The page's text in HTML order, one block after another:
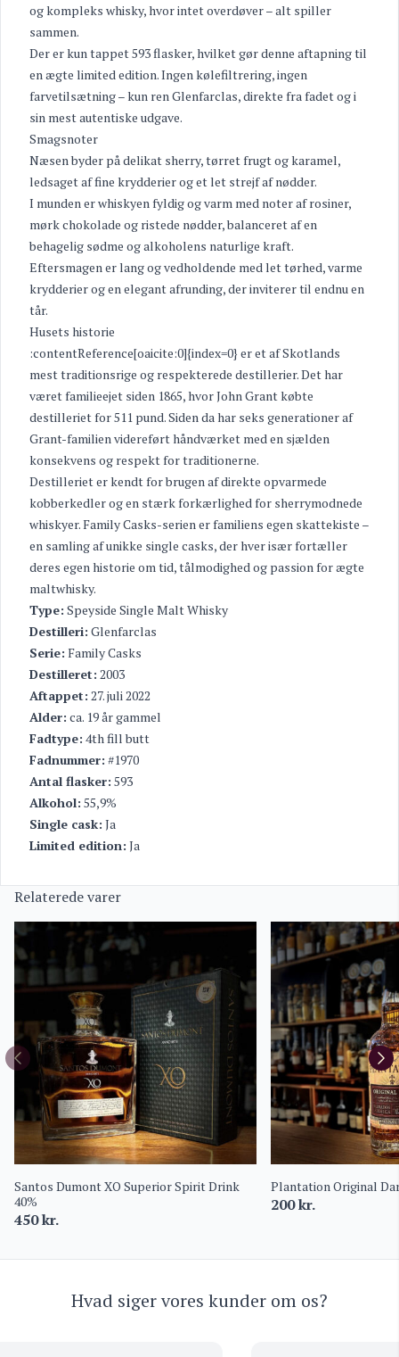
og kompleks whisky, hvor intet overdøver – alt spiller
sammen.
Der er kun tappet 593 flasker, hvilket gør denne aftapning til
en ægte limited edition. Ingen kølefiltrering, ingen
farvetilsætning – kun ren Glenfarclas, direkte fra fadet og i
sin mest autentiske udgave.
Smagsnoter
Næsen byder på delikat sherry, tørret frugt og karamel,
ledsaget af fine krydderier og et let strejf af nødder.
I munden er whiskyen fyldig og varm med noter af rosiner,
mørk chokolade og ristede nødder, balanceret af en
behagelig sødme og alkoholens naturlige kraft.
Eftersmagen er lang og vedholdende med let tørhed, varme
krydderier og en elegant afrunding, der inviterer til endnu en
tår.
Husets historie
:contentReference[oaicite:0]{index=0} er et af Skotlands
mest traditionsrige og respekterede destillerier. Det har
været familieejet siden 1865, hvor John Grant købte
destilleriet for 511 pund. Siden da har seks generationer af
Grant-familien videreført håndværket med en sjælden
konsekvens og respekt for traditionerne.
Destilleriet er kendt for brugen af direkte opvarmede
kobberkedler og en stærk forkærlighed for sherrymodnede
whiskyer. Family Casks-serien er familiens egen skattekiste –
en samling af unikke single casks, der hver især fortæller
deres egen historie om tid, tålmodighed og passion for ægte
maltwhisky.
Type: Speyside Single Malt Whisky
Destilleri: Glenfarclas
Serie: Family Casks
Destilleret: 2003
Aftappet: 27. juli 2022
Alder: ca. 19 år gammel
Fadtype: 4th fill butt
Fadnummer: #1970
Antal flasker: 593
Alkohol: 55,9%
Single cask: Ja
Limited edition: Ja
Relaterede varer
Santos Dumont XO Superior Spirit Drink
40%
450kr.
Plantation Original
200kr.
Hvad siger vores kunder om os?